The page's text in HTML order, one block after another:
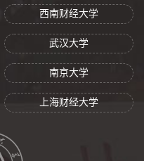
西南财经大学
武汉大学
南京大学
上海财经大学